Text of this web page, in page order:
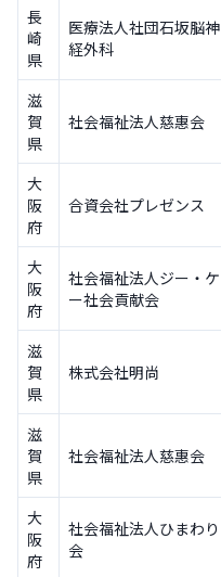
長
崎
県
医療法人社団石坂脳神
経外科
滋
賀
県
社会福祉法人慈惠会
大
阪
府
合資会社プレゼンス
大
阪
府
社会福祉法人ジー・ケ
ー社会貢献会
滋
賀
県
株式会社明尚
滋
賀
県
社会福祉法人慈惠会
大
阪
府
社会福祉法人ひまわり
会